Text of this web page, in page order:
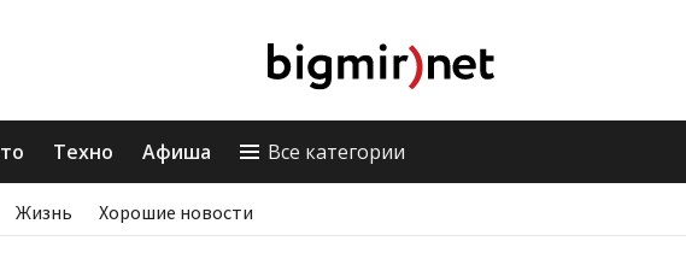
Техно Афиша Все категории
Жизнь Хорошие новости